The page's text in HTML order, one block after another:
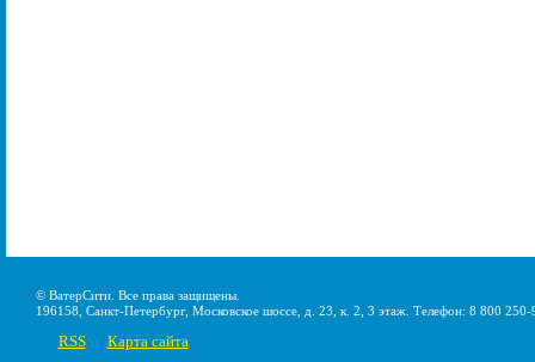
© ВатерСити. Все права защищены.
196158, Санкт-Петербург, Московское шоссе, д. 23, к. 2, 3 этаж. Телефон: 8 800
RSS Карта сайта